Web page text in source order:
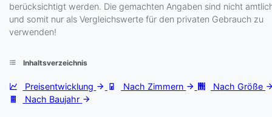
berücksichtigt werden. Die gemachten Angaben sind nicht
und somit nur als Vergleichswerte für den privaten Gebrauch zu
verwenden!
Inhaltsverzeichnis
Preisentwicklung Nach Zimmern
Nach Größe
Nach Baujahr